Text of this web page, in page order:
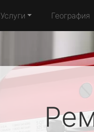
Услуги География